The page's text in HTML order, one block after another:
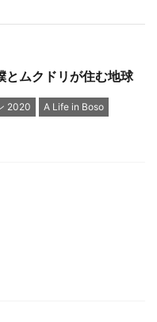
とムクドリが住む地球
2020
A Life in Boso